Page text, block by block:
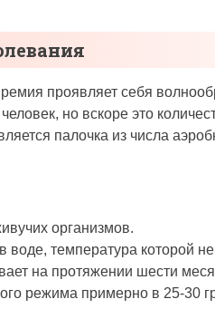
проявляет себя
но вскоре это
палочка из числа
организмов.
температура которой
на протяжении шести
режима примерно в 25-30